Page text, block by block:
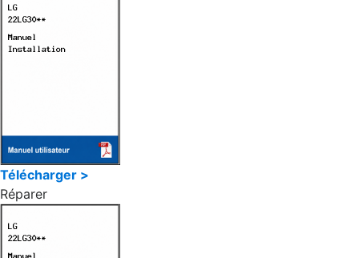
Télécharger >
Réparer